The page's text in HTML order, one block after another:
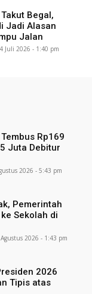
Begal,
Jadi Alasan
Jalan
Juli 2026 - 1:40 pm
Rp169
Juta Debitur
2026 - 5:43 pm
Pemerintah
Sekolah di
2026 - 1:43 pm
2026
Tipis atas